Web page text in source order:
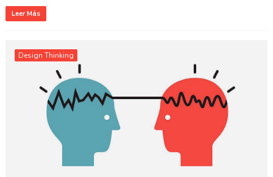
Leer Más
Design Thinking